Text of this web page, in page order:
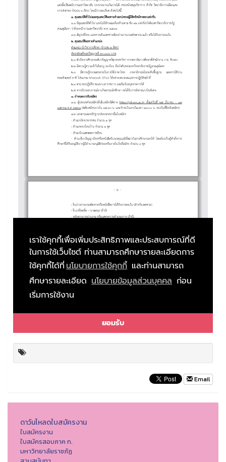
Email
ดาว์นโหลดใบสมัครงาน
ใบสมัครงาน
ใบสมัครสอบภาค ก.
มหาวิทยาลัยราชภัฏ